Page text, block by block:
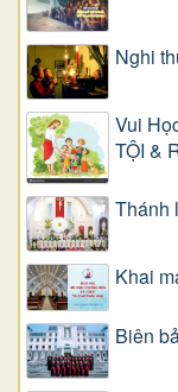
Nghi
Vui
TỘI &
Thánh
Khai
Biên